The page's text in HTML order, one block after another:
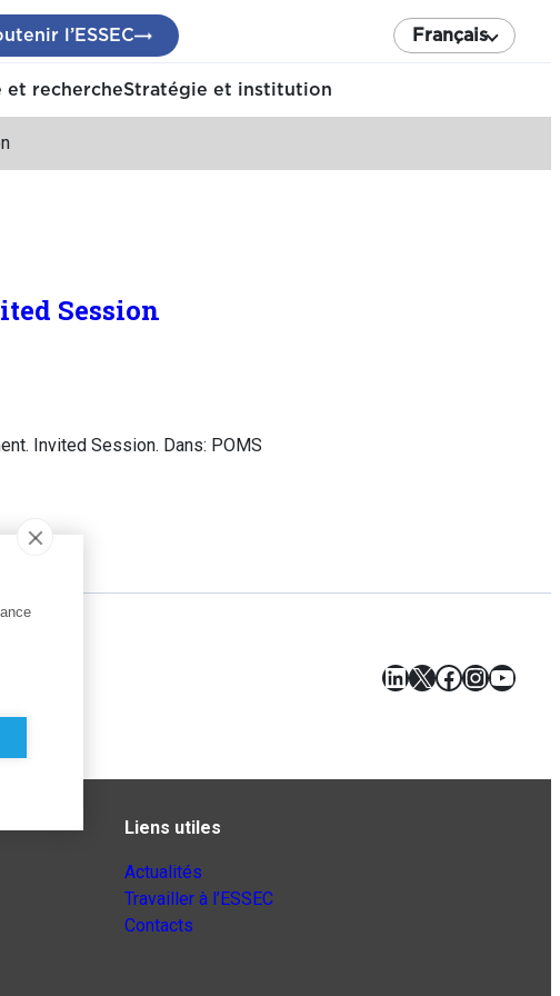
l’ESSEC Français
et rechercheStratégie et institution
Session
Invited Session. Dans: POMS
LinkedIn
X Facebook
Liens utiles
Actualités
Travailler à l’ESSEC
Contacts